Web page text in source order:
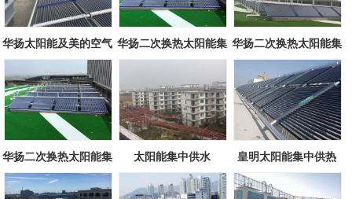
华扬太阳能及美的空气 华扬二次换热太阳能集 华扬二次换热太阳能集
中系统
华扬二次换热太阳能集
中系统
太阳能集中供水 皇明太阳能集中供热